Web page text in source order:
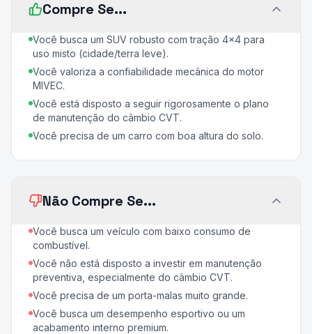
Compre Se...
Você busca um SUV robusto com tração 4x4 para
uso misto (cidade/terra leve).
Você valoriza a confiabilidade mecânica do motor
MIVEC.
Você está disposto a seguir rigorosamente o plano
de manutenção do câmbio CVT.
Você precisa de um carro com boa altura do solo.
Não Compre Se...
Você busca um veículo com baixo consumo de
combustível.
Você não está disposto a investir em manutenção
preventiva, especialmente do câmbio CVT.
Você precisa de um porta-malas muito grande.
Você busca um desempenho esportivo ou um
acabamento interno premium.